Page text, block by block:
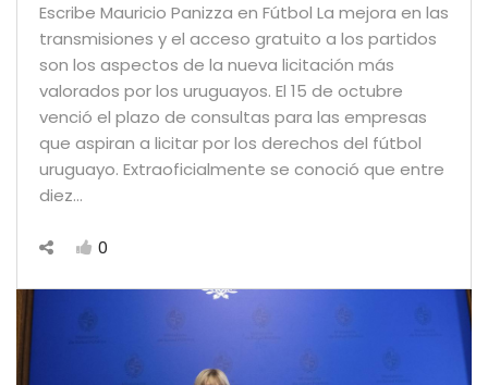
Escribe Mauricio Panizza en Fútbol La mejora en las
transmisiones y el acceso gratuito a los partidos
son los aspectos de la nueva licitación más
valorados por los uruguayos. El 15 de octubre
venció el plazo de consultas para las empresas
que aspiran a licitar por los derechos del fútbol
uruguayo. Extraoficialmente se conoció que entre
diez…
0